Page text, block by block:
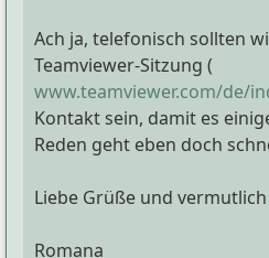
Ach ja, telefonisch sollten
Teamviewer-Sitzung (
www.teamviewer.com/de/
Kontakt sein, damit es
Reden geht eben doch
Liebe Grüße und
Romana